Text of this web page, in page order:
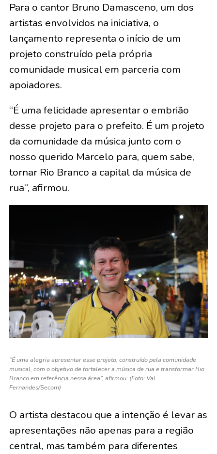
Para o cantor Bruno Damasceno, um dos
artistas envolvidos na iniciativa, o
lançamento representa o início de um
projeto construído pela própria
comunidade musical em parceria com
apoiadores.
“É uma felicidade apresentar o embrião
desse projeto para o prefeito. É um projeto
da comunidade da música junto com o
nosso querido Marcelo para, quem sabe,
tornar Rio Branco a capital da música de
rua”, afirmou.
“É uma alegria apresentar esse projeto, construído pela comunidade
musical, com o objetivo de fortalecer a música de rua e transformar Rio
Branco em referência nessa área”, afirmou. (Foto: Val
Fernandes/Secom)
O artista destacou que a intenção é levar as
apresentações não apenas para a região
central, mas também para diferentes